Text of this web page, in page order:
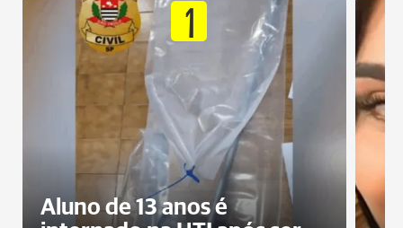
1
Aluno de 13 anos é